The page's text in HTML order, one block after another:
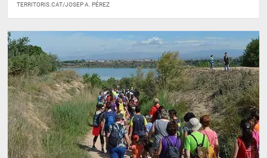
TERRITORIS.CAT/JOSEP A. PÉREZ